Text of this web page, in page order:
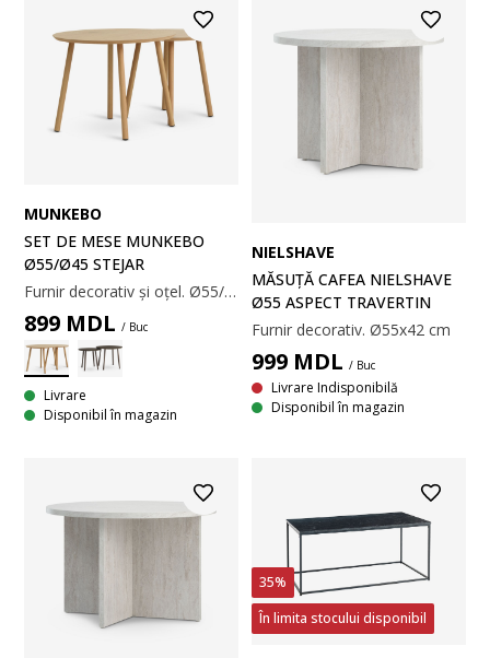
MUNKEBO
SET DE MESE MUNKEBO
Ø55/Ø45 STEJAR
Furnir decorativ și oțel. Ø55/45x43/40 cm
899 MDL / Buc
Livrare
Disponibil în magazin
NIELSHAVE
MĂSUȚĂ CAFEA NIELSHAVE
Ø55 ASPECT TRAVERTIN
Furnir decorativ. Ø55x42 cm
999 MDL / Buc
Livrare Indisponibilă
Disponibil în magazin
35%
În limita stocului disponibil